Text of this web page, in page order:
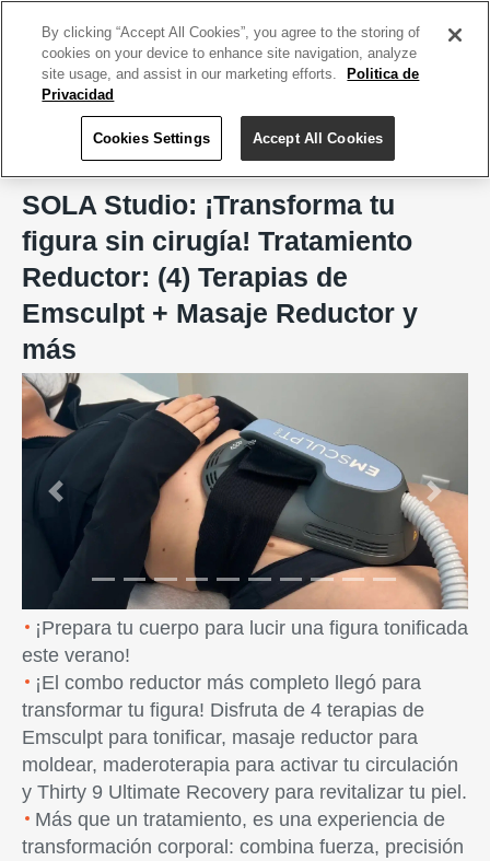
SOLA Studio
SOLA Studio: ¡Transforma tu
figura sin cirugía! Tratamiento
Reductor: (4) Terapias de
Emsculpt + Masaje Reductor y
más
Previous Next
¡Prepara tu cuerpo para lucir una figura tonificada
este verano!
¡El combo reductor más completo llegó para
transformar tu figura! Disfruta de 4 terapias de
Emsculpt para tonificar, masaje reductor para
moldear, maderoterapia para activar tu circulación
y Thirty 9 Ultimate Recovery para revitalizar tu piel.
Más que un tratamiento, es una experiencia de
transformación corporal: combina fuerza, precisión
By clicking “Accept All Cookies”, you agree to the storing of
cookies on your device to enhance site navigation, analyze
site usage, and assist in our marketing efforts.
Politica de
Privacidad
Cookies Settings Accept All Cookies